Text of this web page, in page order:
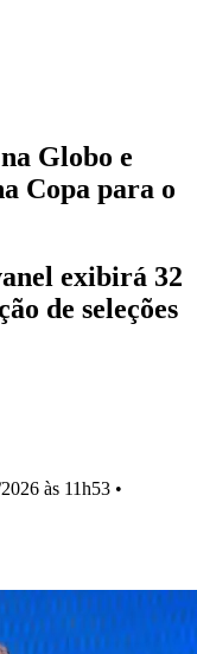
Globo e
Copa para o
exibirá 32
de seleções
às 11h53 •